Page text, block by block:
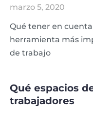
marzo 5, 2020
Qué tener en
herramienta más
de trabajo
Qué espacios
trabajadores